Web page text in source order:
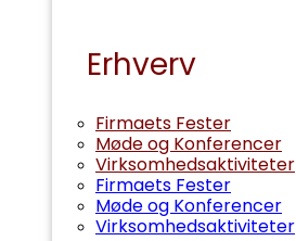
Erhverv
Firmaets Fester
Møde og Konferencer
Virksomhedsaktiviteter
Firmaets Fester
Møde og Konferencer
Virksomhedsaktiviteter